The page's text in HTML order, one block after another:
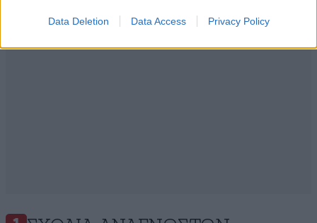
Data Deletion Data Access Privacy Policy